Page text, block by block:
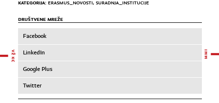
KATEGORIJA: ERASMUS_NOVOSTI, SURADNJA_INSTITUCIJE
DRUŠTVENE MREŽE
Facebook
LinkedIn
Google Plus
Twitter